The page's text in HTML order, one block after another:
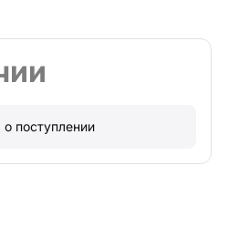
поступлении